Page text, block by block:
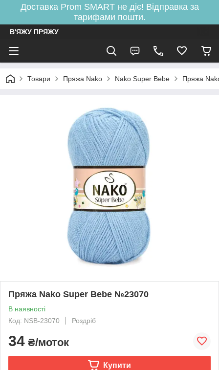
Доставка Prom SMART не діє! Відправка за
тарифами пошти.
В'ЯЖУ ПРЯЖУ
Товари Пряжа Nako Nako Super Bebe Пряжа
Пряжа Nako Super Bebe №23070
В наявності
Код: NSB-23070
Роздріб
34 ₴/моток
Купити